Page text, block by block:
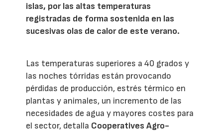
islas, por las altas temperaturas
registradas de forma sostenida en las
sucesivas olas de calor de este verano.
Las temperaturas superiores a 40 grados y
las noches tórridas están provocando
pérdidas de producción, estrés térmico en
plantas y animales, un incremento de las
necesidades de agua y mayores costes para
el sector, detalla Cooperatives Agro-